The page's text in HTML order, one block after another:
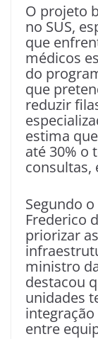
O projeto
no SUS,
que
médicos
do
que
reduzir
estima
até 30% o
consultas,
Segundo
Frederico
priorizar
ministro
destacou
unidades
entre